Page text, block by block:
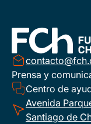
Prensa y
Centro de
Avenida
Santiago de